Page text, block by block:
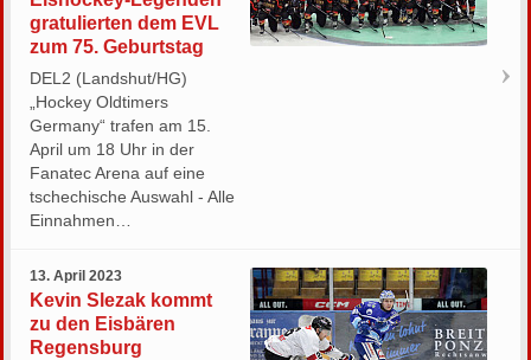
gratulierten dem EVL
zum 75. Geburtstag
DEL2 (Landshut/HG)
„Hockey Oldtimers
Germany“ trafen am 15.
April um 18 Uhr in der
Fanatec Arena auf eine
tschechische Auswahl - Alle
Einnahmen…
13. April 2023
Kevin Slezak kommt
zu den Eisbären
Regensburg